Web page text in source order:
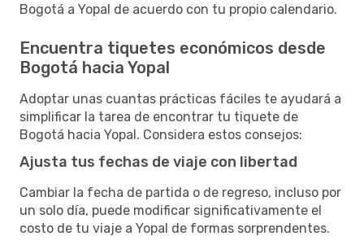
Bogotá a Yopal de acuerdo con tu propio calendario.
Encuentra tiquetes económicos desde
Bogotá hacia Yopal
Adoptar unas cuantas prácticas fáciles te ayudará a
simplificar la tarea de encontrar tu tiquete de
Bogotá hacia Yopal. Considera estos consejos:
Ajusta tus fechas de viaje con libertad
Cambiar la fecha de partida o de regreso, incluso por
un solo día, puede modificar significativamente el
costo de tu viaje a Yopal de formas sorprendentes.